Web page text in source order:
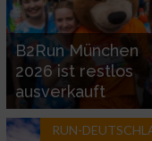
B2Run München
2026 ist restlos
ausverkauft
RUN-